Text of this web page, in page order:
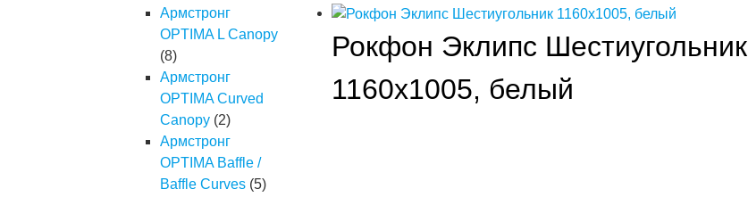
Армстронг
OPTIMA L Canopy
(8)
Армстронг
OPTIMA Curved
Canopy (2)
Армстронг
OPTIMA Baffle /
Baffle Curves (5)
Рокфон Эклипс Шестиугольник
1160х1005, белый